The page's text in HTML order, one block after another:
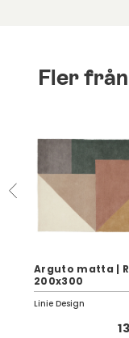
Fler
Arguto matta |
200x300
Linie Design